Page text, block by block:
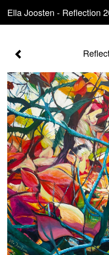
Ella Joosten - Reflection